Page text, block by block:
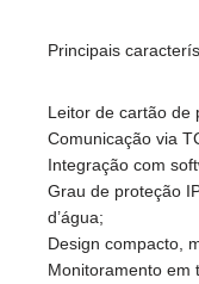
Principais
Leitor de cartão de
Comunicação via
Integração com
Grau de proteção
d’água;
Design compacto,
Monitoramento em